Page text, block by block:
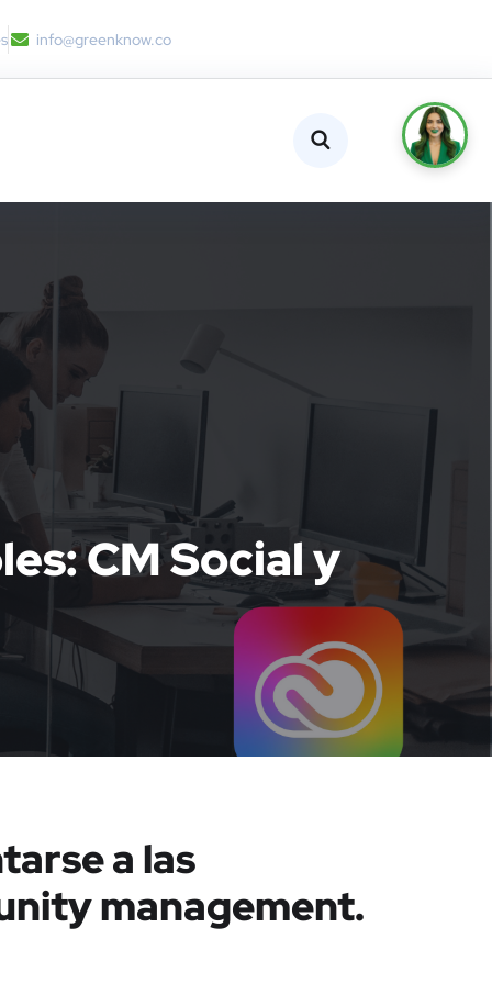
info@greenknow.co
CM Social y
a las
management.